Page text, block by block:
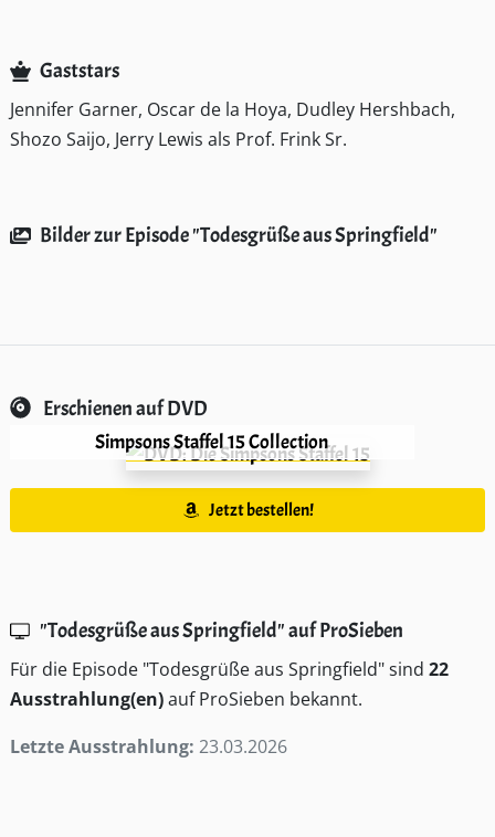
Gaststars
Jennifer Garner, Oscar de la Hoya, Dudley Hershbach,
Shozo Saijo, Jerry Lewis als Prof. Frink Sr.
Bilder zur Episode "Todesgrüße aus Springfield"
Erschienen auf DVD
Simpsons Staffel 15 Collection
Jetzt bestellen!
"Todesgrüße aus Springfield" auf ProSieben
Für die Episode "Todesgrüße aus Springfield" sind 22
Ausstrahlung(en)auf ProSieben bekannt.
Letzte Ausstrahlung: 23.03.2026